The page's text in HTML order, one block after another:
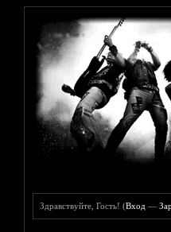
Здравствуйте, Гость! (Вход —